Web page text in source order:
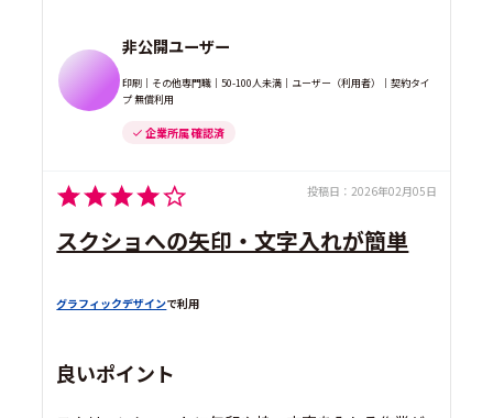
非公開ユーザー
印刷｜その他専門職｜50-100人未満｜ユーザー（利用者）｜契約タイ
プ 無償利用
企業所属 確認済
投稿日： 2026年02月05日
スクショへの矢印・文字入れが簡単
グラフィックデザインで利用
良いポイント